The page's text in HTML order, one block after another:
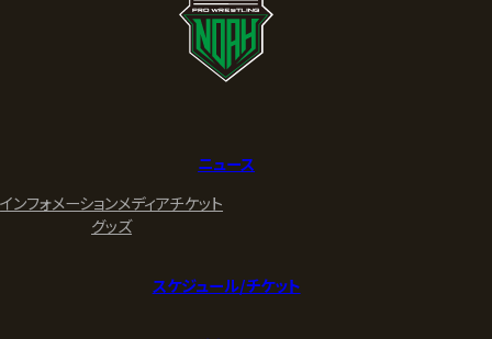
ニュース
インフォメーションメディアチケット
グッズ
スケジュール/チケット